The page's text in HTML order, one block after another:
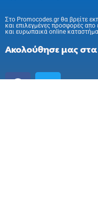
Στo Promocodes.gr θα βρείτε
και επιλεγμένες προσφορές απο
και ευρωπαικά online
Ακολούθησε μας